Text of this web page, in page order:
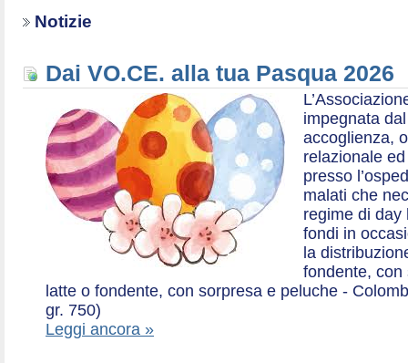
Notizie
Dai VO.CE. alla tua Pasqua 2026
impegnata
accoglienza,
relazionale
presso
malati che
regime di day
fondi in
la
fondente, con
latte o fondente, con sorpresa e peluche -
gr. 750)
Leggi ancora »